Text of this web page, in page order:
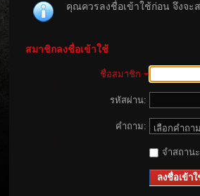
คุณควรลงชื่อเข้าใช้ก่อน จึงจะ
สมาชิกลงชื่อเข้าใช้
ชื่อสมาชิก
รหัสผ่าน:
คำถาม:
จำสถาน
ลงชื่อเข้าใ